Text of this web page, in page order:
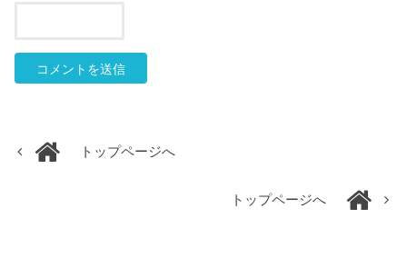
トップページへ
トップページへ